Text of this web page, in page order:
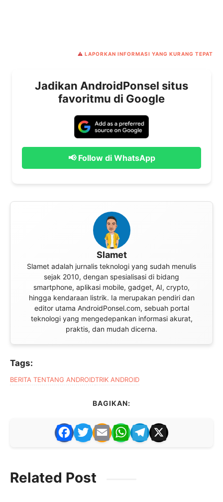
⚠️ LAPORKAN INFORMASI YANG KURANG TEPAT
Jadikan AndroidPonsel situs
favoritmu di Google
📢 Follow di WhatsApp
Slamet
Slamet adalah jurnalis teknologi yang sudah menulis
sejak 2010, dengan spesialisasi di bidang
smartphone, aplikasi mobile, gadget, AI, crypto,
hingga kendaraan listrik. Ia merupakan pendiri dan
editor utama AndroidPonsel.com, sebuah portal
teknologi yang mengedepankan informasi akurat,
praktis, dan mudah dicerna.
Tags:
BERITA TENTANG ANDROIDTRIK ANDROID
BAGIKAN:
F
a
e
T
w
er
E
m
l
W
h
T
el
X
Related Post